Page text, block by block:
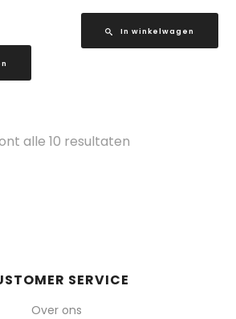
In winkelwagen
alle 10 resultaten
SERVICE
Over ons